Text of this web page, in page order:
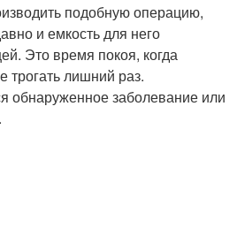
подобную операцию,
и емкость для него
Это время покоя, когда
трогать лишний раз.
обнаруженное заболевание или